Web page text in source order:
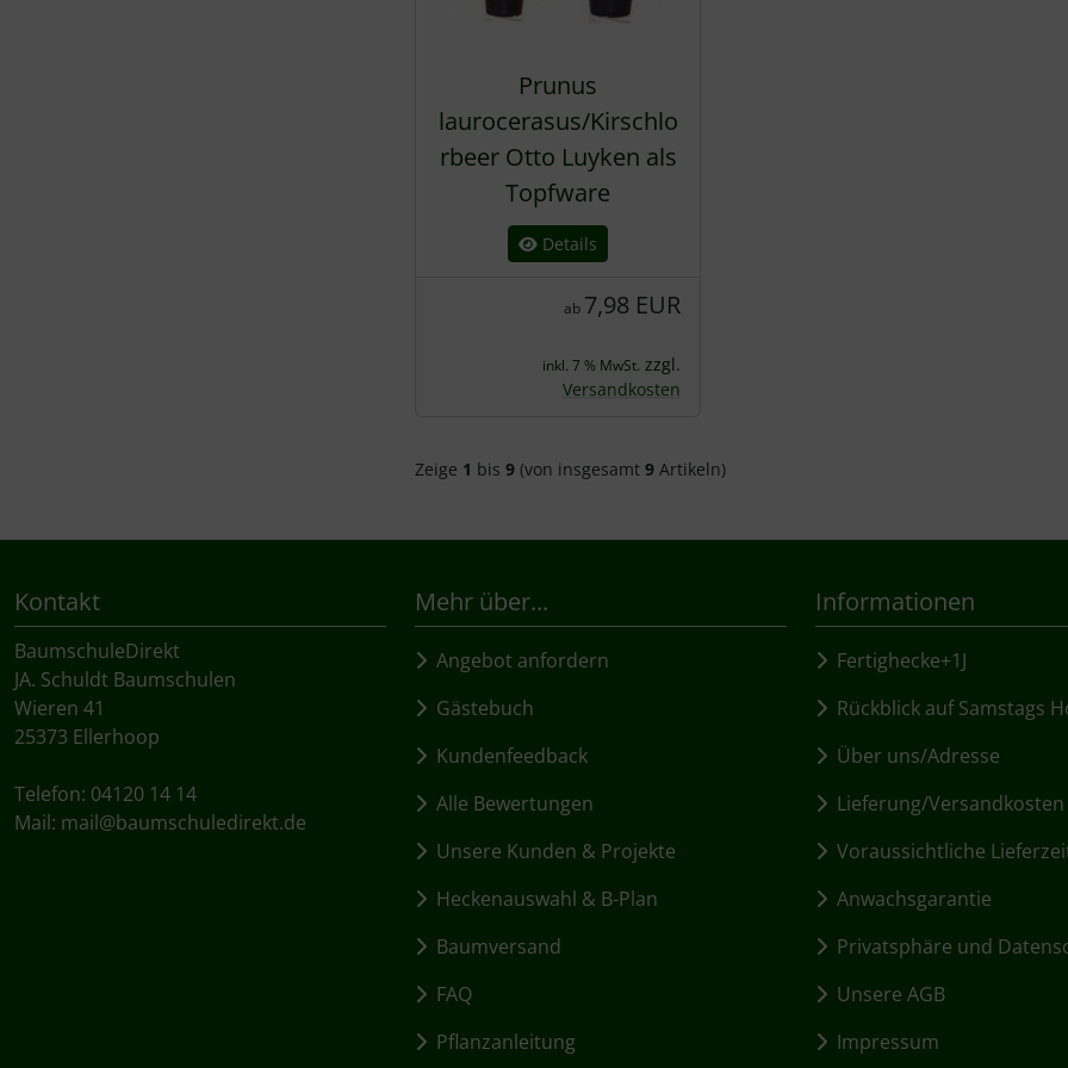
Prunus
laurocerasus/Kirschlo
rbeer Otto Luyken als
Topfware
Details
ab 7,98 EUR
inkl. 7 % MwSt. zzgl.
Versandkosten
Zeige 1 bis 9 (von insgesamt 9 Artikeln)
Kontakt
BaumschuleDirekt
JA. Schuldt Baumschulen
Wieren 41
25373 Ellerhoop
Telefon: 04120 14 14
Mail: mail@baumschuledirekt.de
Mehr über...
Angebot anfordern
Gästebuch
Kundenfeedback
Alle Bewertungen
Unsere Kunden & Projekte
Heckenauswahl & B-Plan
Baumversand
FAQ
Pflanzanleitung
Informationen
Fertighecke+1J
Rückblick auf Samstags
Über uns/Adresse
Lieferung/Versandkosten
Voraussichtliche
Anwachsgarantie
Privatsphäre und
Unsere AGB
Impressum